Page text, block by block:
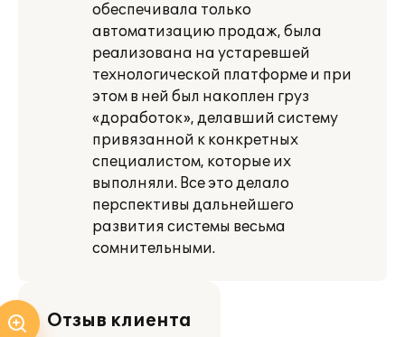
обеспечивала только
автоматизацию продаж, была
реализована на устаревшей
технологической платформе и при
этом в ней был накоплен груз
«доработок», делавший систему
привязанной к конкретных
специалистом, которые их
выполняли. Все это делало
перспективы дальнейшего
развития системы весьма
сомнительными.
Отзыв клиента